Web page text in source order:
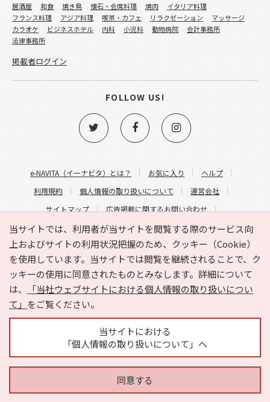
当サイトでは、利用者が当サイトを閲覧する際のサービス向
上およびサイトの利用状況把握のため、クッキー（Cookie）
を使用しています。当サイトでは閲覧を継続されることで、ク
ッキーの使用に同意されたものとみなします。詳細について
は、
「当社ウェブサイトにおける個人情報の取り扱いについ
て」 をご覧ください。
当サイトにおける
「個人情報の取り扱いについて」へ
同意する
e-NAVITA（イーナビタ）とは？ お気に入り
ヘルプ
利用規約
個人情報の取り扱いについて
運営会社
サイトマップ
広告掲載に関するお問い合わせ
サイトの内容に関するお問い合わせ
居酒屋 和食 焼き鳥 懐石・会席料理 焼肉
イタリア料理
フランス料理
アジア料理 喫茶・カフェ リラクゼーション
マッサージ
カラオケ
ビジネスホテル 内科 小児科 動物病院
会計事務所
法律事務所
掲載者ログイン
FOLLOW US!
Copyright © HYOJITO.Co.,Ltd. All Rights Reserved.